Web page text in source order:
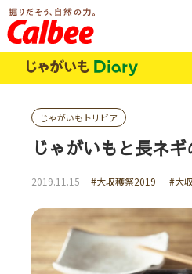
じゃがい
じゃがいもトリビア
じゃがいもと長ネ
2019.11.15 #大収穫祭2019 #大